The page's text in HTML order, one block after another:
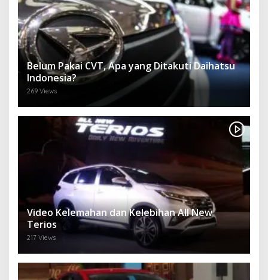
Belum Pakai CVT, Apa yang Ditakuti Daihatsu
Indonesia?
269 Views
Video Kelemahan dan Kelebihan All New
Terios
217 Views